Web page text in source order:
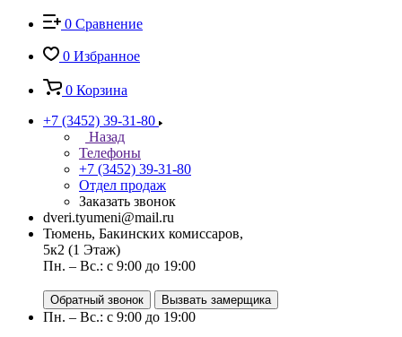
0 Сравнение
0 Избранное
0 Корзина
+7 (3452) 39-31-80
Назад
Телефоны
+7 (3452) 39-31-80
Отдел продаж
Заказать звонок
dveri.tyumeni@mail.ru
Тюмень, Бакинских комиссаров,
5к2 (1 Этаж)
Пн. – Вс.: с 9:00 до 19:00
Обратный звонок Вызвать замерщика
Пн. – Вс.: с 9:00 до 19:00